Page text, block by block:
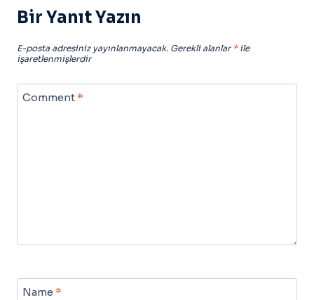
Bir Yanıt Yazın
E-posta adresiniz yayınlanmayacak. Gerekli alanlar *ile
işaretlenmişlerdir
Comment*
Name *